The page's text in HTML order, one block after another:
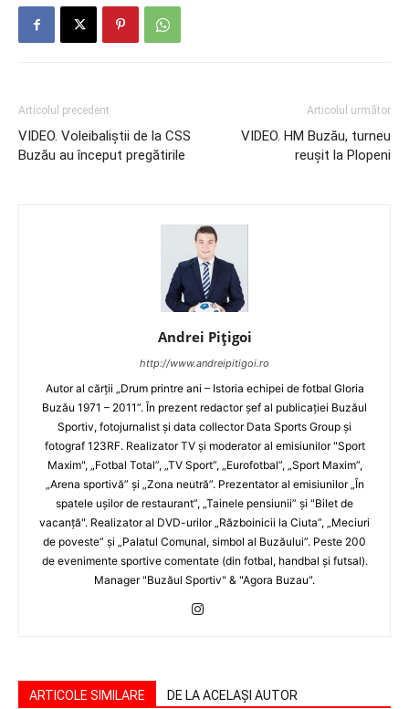
Articolul precedent
VIDEO. Voleibaliştii de la CSS
Buzău au început pregătirile
Articolul următor
VIDEO. HM Buzău, turneu
reușit la Plopeni
Andrei Pițigoi
http://www.andreipitigoi.ro
Autor al cărţii „Drum printre ani – Istoria echipei de fotbal Gloria
Buzău 1971 – 2011”. În prezent redactor şef al publicaţiei Buzăul
Sportiv, fotojurnalist şi data collector Data Sports Group şi
fotograf 123RF. Realizator TV şi moderator al emisiunilor "Sport
Maxim", „Fotbal Total”, „TV Sport”, „Eurofotbal”, „Sport Maxim”,
„Arena sportivă” şi „Zona neutră”. Prezentator al emisiunilor „În
spatele uşilor de restaurant”, „Tainele pensiunii” şi "Bilet de
vacanţă". Realizator al DVD-urilor „Războinicii la Ciuta”, „Meciuri
de poveste” şi „Palatul Comunal, simbol al Buzăului”. Peste 200
de evenimente sportive comentate (din fotbal, handbal şi futsal).
Manager "Buzăul Sportiv" & "Agora Buzau".
ARTICOLE SIMILARE DE LA ACELAȘI AUTOR